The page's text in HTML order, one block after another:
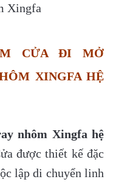
Xingfa
CỬA ĐI MỞ
XINGFA HỆ
nhôm Xingfa hệ
được thiết kế đặc
lập di chuyển linh